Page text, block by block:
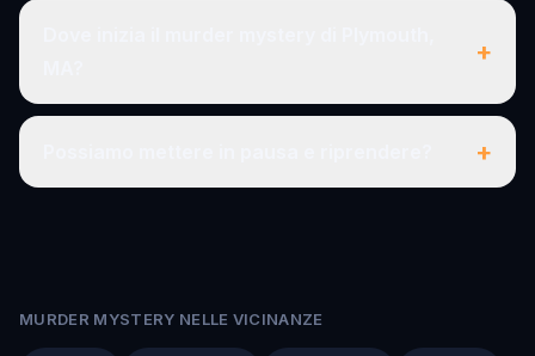
+
+
MURDER MYSTERY NELLE VICINANZE